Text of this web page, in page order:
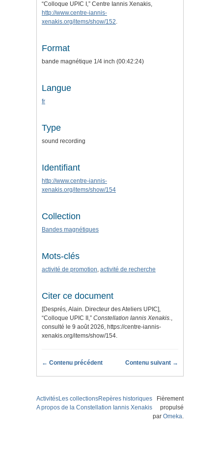
“Colloque UPIC I,” Centre Iannis Xenakis,
http://www.centre-iannis-
xenakis.org/items/show/152.
Format
bande magnétique 1/4 inch (00:42:24)
Langue
fr
Type
sound recording
Identifiant
http://www.centre-iannis-
xenakis.org/items/show/154
Collection
Bandes magnétiques
Mots-clés
activité de promotion, activité de recherche
Citer ce document
[Després, Alain. Directeur des Ateliers UPIC],
“Colloque UPIC II,” Constellation Iannis Xenakis.,
consulté le 9 août 2026, https://centre-iannis-
xenakis.org/items/show/154.
← Contenu précédent Contenu suivant →
ActivitésLes collectionsRepères historiques
A propos de la Constellation Iannis Xenakis
Fièrement
propulsé
par Omeka.